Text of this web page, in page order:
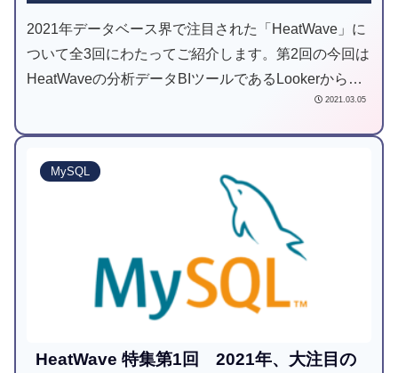
2021年データベース界で注目された「HeatWave」に
ついて全3回にわたってご紹介します。第2回の今回は
HeatWaveの分析データBIツールであるLookerから確
認するための連携方法についてご案内します。 2021.03.05
MySQL
HeatWave 特集第1回 2021年、大注目の